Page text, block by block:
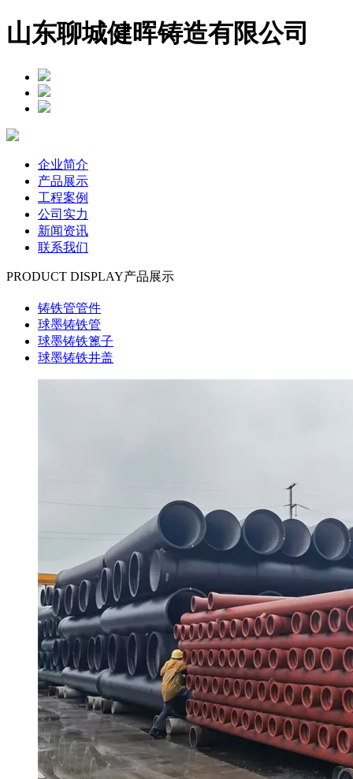
山东聊城健晖铸造有限公司
企业简介
产品展示
工程案例
公司实力
新闻资讯
联系我们
PRODUCT DISPLAY产品展示
铸铁管管件
球墨铸铁管
球墨铸铁篦子
球墨铸铁井盖